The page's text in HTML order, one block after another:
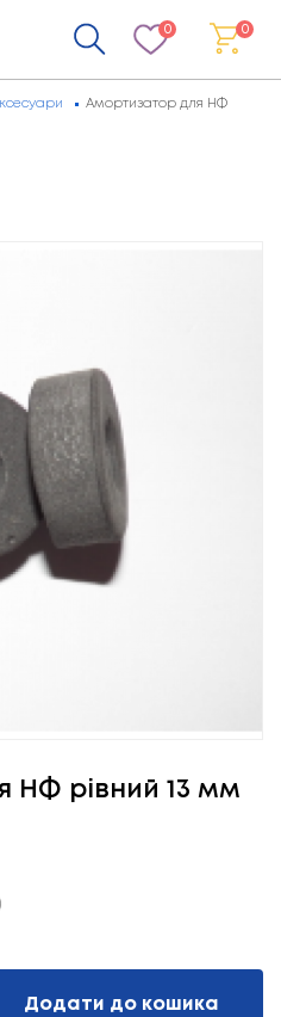
0 0
Амортизатор для НФ
НФ рівний 13 мм
Додати до кошика